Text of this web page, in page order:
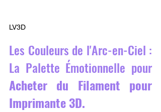
LV3D
Les Couleurs de l'Arc-en-Ciel :
Acheter du Filament pour
Imprimante 3D.